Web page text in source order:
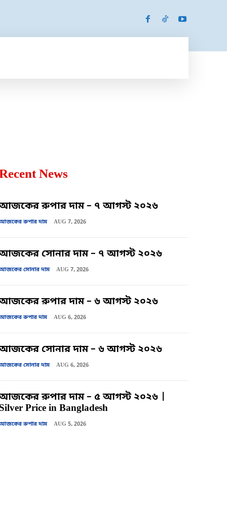
News
রুপার দাম – ৭ আগস্ট ২০২৬
রুপার দাম AUG 7, 2026
সোনার দাম – ৭ আগস্ট ২০২৬
সোনার দাম AUG 7, 2026
রুপার দাম – ৬ আগস্ট ২০২৬
রুপার দাম AUG 6, 2026
সোনার দাম – ৬ আগস্ট ২০২৬
সোনার দাম AUG 6, 2026
রুপার দাম – ৫ আগস্ট ২০২৬ |
Price in Bangladesh
রুপার দাম AUG 5, 2026